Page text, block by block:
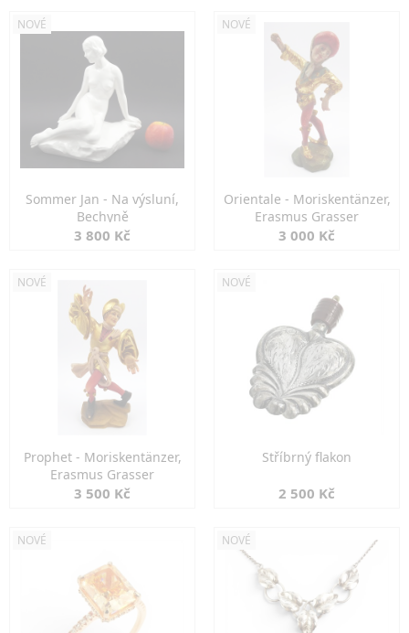
NOVÉ
Sommer Jan - Na výsluní,
Bechyně
3 800 Kč
NOVÉ
Orientale - Moriskentänzer,
Erasmus Grasser
3 000 Kč
NOVÉ
Prophet - Moriskentänzer,
Erasmus Grasser
3 500 Kč
NOVÉ
Stříbrný flakon
2 500 Kč
NOVÉ NOVÉ